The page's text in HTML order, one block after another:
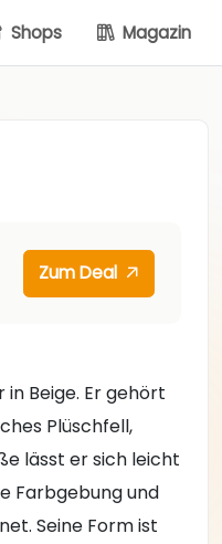
Shops Magazin
Zum Deal
Beige. Er gehört
Plüschfell,
lässt er sich leicht
Farbgebung und
Seine Form ist